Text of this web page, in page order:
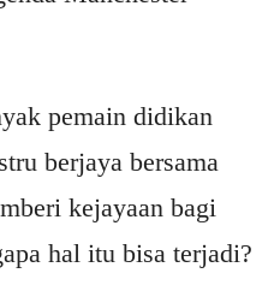
pemain didikan
berjaya bersama
kejayaan bagi
hal itu bisa terjadi?